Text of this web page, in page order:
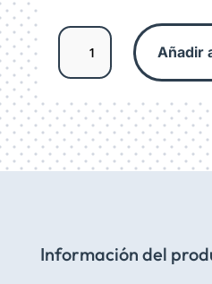
Combo
Gastritis
cantidad
Añadir
Información del